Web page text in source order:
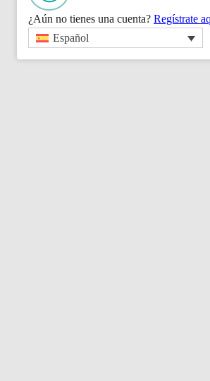
¿Aún no tienes una cuenta? Regístrate
Español